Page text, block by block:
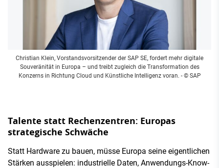
Christian Klein, Vorstandsvorsitzender der SAP SE, fordert mehr digitale
Souveränität in Europa – und treibt zugleich die Transformation des
Konzerns in Richtung Cloud und Künstliche Intelligenz voran. - © SAP
Talente statt Rechenzentren: Europas
strategische Schwäche
Statt Hardware zu bauen, müsse Europa seine eigentlichen
Stärken ausspielen: industrielle Daten, Anwendungs-Know-